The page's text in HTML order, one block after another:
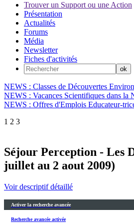
Trouver un Support ou une Action
Présentation
Actualités
Forums
Média
Newsletter
Fiches d'activités
NEWS : Classes de Découvertes
NEWS : Vacances Scientifiques dans la
NEWS : Offres d'Emplois Educateur-
1 2 3
Séjour Perception - Les
juillet au 2 aout 2009)
Voir descriptif détaillé
Activer la recherche avancée
Recherche avancée activée